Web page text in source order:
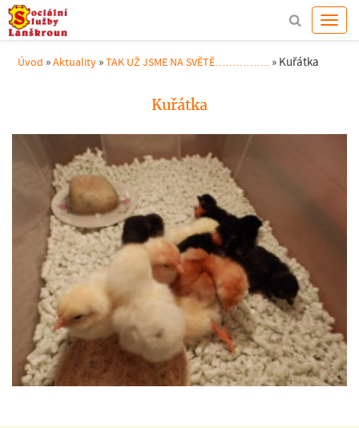
Úvod »Aktuality »TAK UŽ JSME NA SVĚTĚ……………. » Kuřátka
Kuřátka